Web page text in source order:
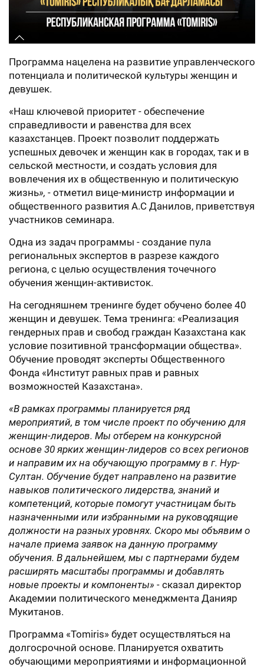
Программа нацелена на развитие управленческого
потенциала и политической культуры женщин и
девушек.
«Наш ключевой приоритет - обеспечение
справедливости и равенства для всех
казахстанцев. Проект позволит поддержать
успешных девочек и женщин как в городах, так и в
сельской местности, и создать условия для
вовлечения их в общественную и политическую
жизнь», - отметил вице-министр информации и
общественного развития А.С Данилов, приветствуя
участников семинара.
Одна из задач программы - создание пула
региональных экспертов в разрезе каждого
региона, с целью осуществления точечного
обучения женщин-активисток.
На сегодняшнем тренинге будет обучено более 40
женщин и девушек. Тема тренинга: «Реализация
гендерных прав и свобод граждан Казахстана как
условие позитивной трансформации общества».
Обучение проводят эксперты Общественного
Фонда «Институт равных прав и равных
возможностей Казахстана».
«В рамках программы планируется ряд
мероприятий, в том числе проект по обучению для
женщин-лидеров. Мы отберем на конкурсной
основе 30 ярких женщин-лидеров со всех регионов
и направим их на обучающую программу в г. Нур-
Султан. Обучение будет направлено на развитие
навыков политического лидерства, знаний и
компетенций, которые помогут участницам быть
назначенными или избранными на руководящие
должности на разных уровнях. Скоро мы объявим о
начале приема заявок на данную программу
обучения. В дальнейшем, мы с партнерами будем
расширять масштабы программы и добавлять
новые проекты и компоненты» - сказал директор
Академии политического менеджмента Данияр
Мукитанов.
Программа «Tomiris» будет осуществляться на
долгосрочной основе. Планируется охватить
обучающими мероприятиями и информационной